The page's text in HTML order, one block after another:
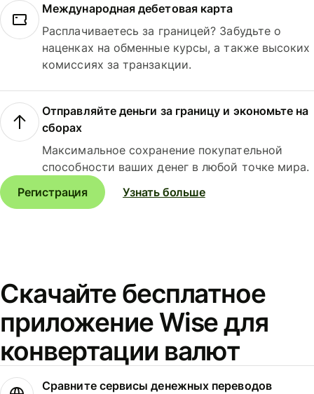
Международная дебетовая карта
Расплачиваетесь за границей? Забудьте о
наценках на обменные курсы, а также высоких
комиссиях за транзакции.
Отправляйте деньги за границу и экономьте на
сборах
Максимальное сохранение покупательной
способности ваших денег в любой точке мира.
Регистрация
Узнать больше
Скачайте бесплатное
приложение Wise для
конвертации валют
Сравните сервисы денежных переводов